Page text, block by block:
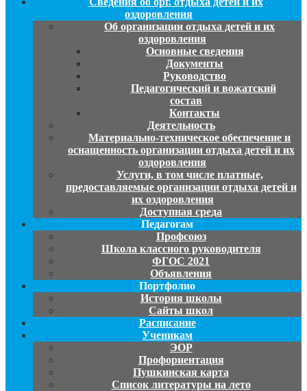
оздоровления
Об организации отдыха детей и их
оздоровления
Основные сведения
Документы
Руководство
Педагогический и вожатский
состав
Контакты
Деятельность
Материально-техническое обеспечение и
оснащенность организации отдыха детей и их
оздоровления
Услуги, в том числе платные,
предоставляемые организации отдыха детей и
их оздоровления
Доступная среда
Педагогам
Профсоюз
Школа классного руководителя
ФГОС 2021
Объявления
Портфолио
История школы
Сайты школ
Расписание
Ученикам
ЭОР
Профориентация
Пушкинская карта
Список литературы на лето